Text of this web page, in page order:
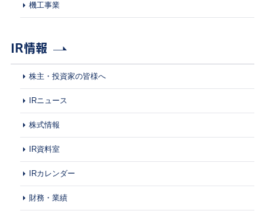
機工事業
IR情報
株主・投資家の皆様へ
IRニュース
株式情報
IR資料室
IRカレンダー
財務・業績